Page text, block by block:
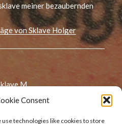
Consent
technologies like cookies to store
meiner bezaubernden
von Sklave Holger
M.